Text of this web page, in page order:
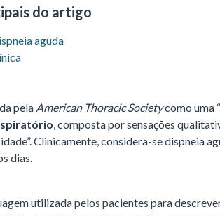
do artigo
aguda
pela American Thoracic Societycomo uma
, composta por sensações
Clinicamente, considera-se dispneia
dias.
utilizada pelos pacientes para